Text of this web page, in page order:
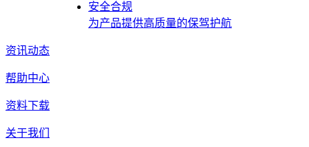
安全合规
为产品提供高质量的保驾护航
资讯动态
帮助中心
资料下载
关于我们